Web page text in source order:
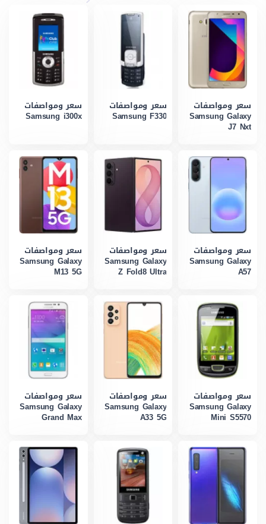
سعر ومواصفات
Samsung Galaxy
J7 Nxt
سعر ومواصفات
Samsung F330
سعر ومواصفات
Samsung i300x
سعر ومواصفات
Samsung Galaxy
A57
سعر ومواصفات
Samsung Galaxy
Z Fold8 Ultra
سعر ومواصفات
Samsung Galaxy
M13 5G
سعر ومواصفات
Samsung Galaxy
Mini S5570
سعر ومواصفات
Samsung Galaxy
A33 5G
سعر ومواصفات
Samsung Galaxy
Grand Max